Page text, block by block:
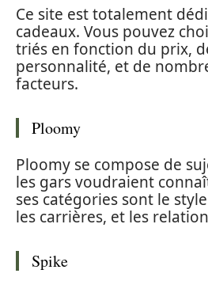
Ce site est totalement
cadeaux. Vous pouvez
triés en fonction du prix,
personnalité, et de
facteurs.
Ploomy
Ploomy se compose de
les gars voudraient
ses catégories sont le
les carrières, et les
Spike